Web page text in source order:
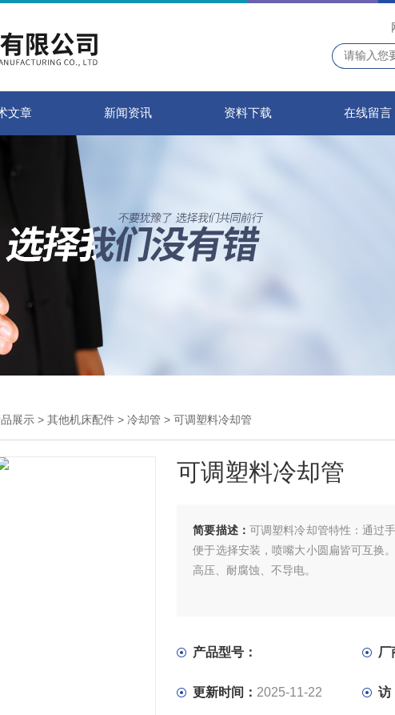
文章 新闻资讯 资料下载 在线留言
展示 > 其他机床配件 > 冷却管 > 可调塑料冷却管
可调塑料冷却管
简要描述： 可调塑料冷却管特性：通过
便于选择安装，喷嘴大小圆扁皆可互换
高压、耐腐蚀、不导电。
产品型号： 厂
更新时间： 2025-11-22 访